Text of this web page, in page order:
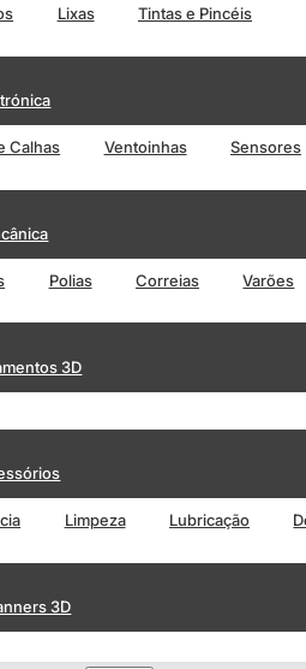
Lixas Tintas e Pincéis
Calhas Ventoinhas Sensores
Polias Correias Varões
3D
Limpeza Lubricação
3D